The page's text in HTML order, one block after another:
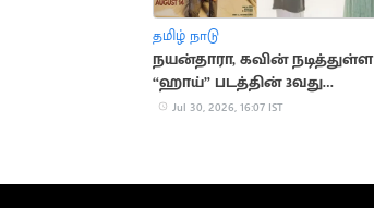
தமிழ் நாடு
நயன்தாரா, கவின் நடித்துள்ள
“ஹாய்” படத்தின் 3வது
பாடலின் புரோமோ வெளியீடு
Jul 30, 2026, 16:07 IST